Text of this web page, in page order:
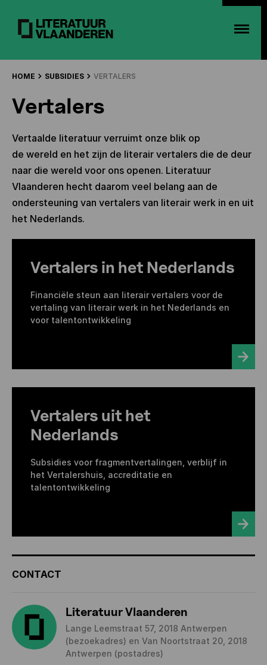
HOME SUBSIDIES VERTALERS
Vertalers
Vertaalde literatuur verruimt onze blik op
de wereld en het zijn de literair vertalers die de deur
naar die wereld voor ons openen. Literatuur
Vlaanderen hecht daarom veel belang aan de
ondersteuning van vertalers van literair werk in en uit
het Nederlands.
Vertalers in het Nederlands
Financiële steun aan literair vertalers voor de
vertaling van literair werk in het Nederlands en
voor talentontwikkeling
Vertalers uit het
Nederlands
Subsidies voor fragmentvertalingen, verblijf in
het Vertalershuis, accreditatie en
talentontwikkeling
CONTACT
Literatuur Vlaanderen
Lange Leemstraat 57, 2018 Antwerpen
(bezoekadres) en Van Noortstraat 20, 2018
Antwerpen (postadres)